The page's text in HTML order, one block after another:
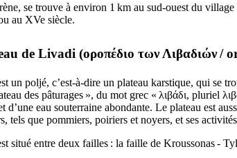
se trouve à environ 1 km au sud-ouest du
au XVe siècle.
de Livadi (οροπέδιο των Λιβαδιών/
un poljé, c’est-à-dire un plateau karstique, qui se
des pâturages », du mot grec « λιβάδι, pluriel
d’une eau souterraine abondante. Le plateau est
tels que pommiers, poiriers et noyers, et ses
situé entre deux failles : la faille de Kroussonas -